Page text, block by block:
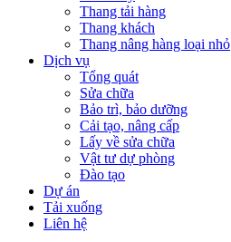
Thang tải hàng
Thang khách
Thang nâng hàng loại nhỏ
Dịch vụ
Tổng quát
Sửa chữa
Bảo trì, bảo dưỡng
Cải tạo, nâng cấp
Lấy về sửa chữa
Vật tư dự phòng
Đào tạo
Dự án
Tải xuống
Liên hệ